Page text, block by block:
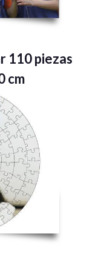
110 piezas
cm